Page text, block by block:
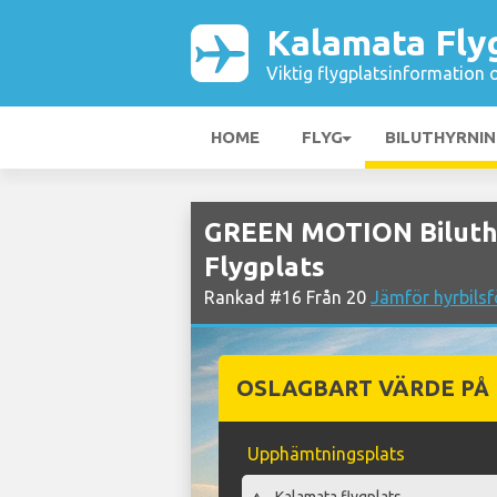
Kalamata
Viktig flygplatsinformation
HOME FLYG
GREEN MOTION
Flygplats
Rankad #16 Från 20 Jämför
OSLAGBART VÄRDE
Upphämtningsplats